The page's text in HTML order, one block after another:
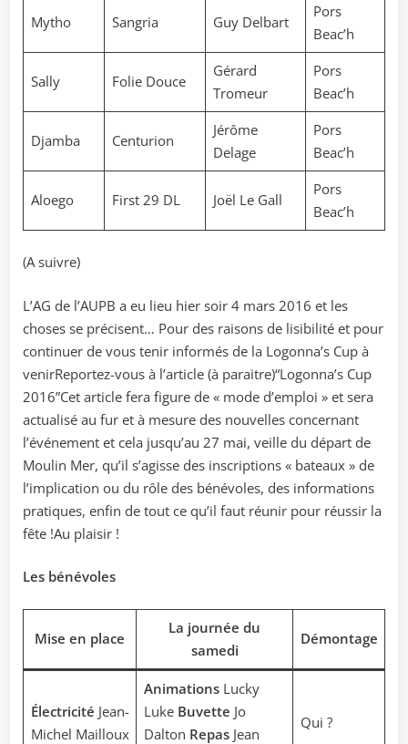
Mytho Sangria Guy Delbart
Pors
Beac’h
Sally Folie Douce
Gérard
Tromeur
Pors
Beac’h
Djamba Centurion
Jérôme
Delage
Pors
Beac’h
Aloego First 29 DL Joël Le Gall
Pors
Beac’h
(A suivre)
L’AG de l’AUPB a eu lieu hier soir 4 mars 2016 et les
choses se précisent… Pour des raisons de lisibilité et pour
continuer de vous tenir informés de la Logonna’s Cup à
venirReportez-vous à l’article (à paraitre)“Logonna’s Cup
2016”Cet article fera figure de « mode d’emploi » et sera
actualisé au fur et à mesure des nouvelles concernant
l’événement et cela jusqu’au 27 mai, veille du départ de
Moulin Mer, qu’il s’agisse des inscriptions « bateaux » de
l’implication ou du rôle des bénévoles, des informations
pratiques, enfin de tout ce qu’il faut réunir pour réussir la
fête !Au plaisir !
Les bénévoles
Mise en place
La journée du
samedi
Démontage
Électricité Jean-
Michel Mailloux
AnimationsLucky
Luke Buvette Jo
Dalton Repas Jean
Qui ?